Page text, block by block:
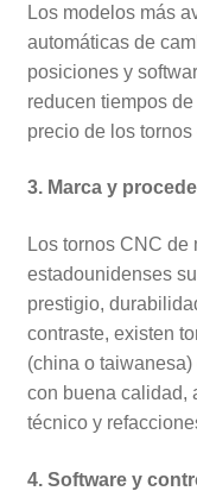
Los modelos más
automáticas de
posiciones y
reducen tiempos
precio de los tornos
3. Marca y
Los tornos CNC
estadounidenses
prestigio,
contraste, existen
(china o
con buena calidad,
técnico y
4. Software y